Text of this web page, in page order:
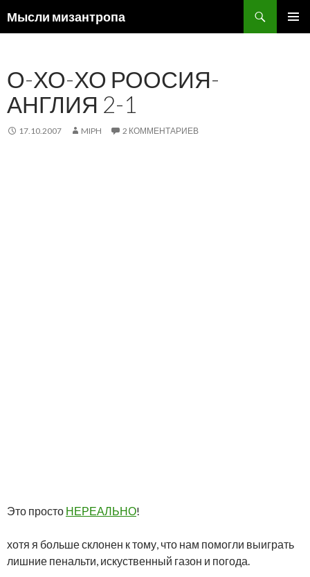
Мысли мизантропа
О-ХО-ХО РООСИЯ-
АНГЛИЯ 2-1
17.10.2007 MIPH 2 КОММЕНТАРИЕВ
Это просто НЕРЕАЛЬНО!
хотя я больше склонен к тому, что нам помогли выиграть
лишние пенальти, искуственный газон и погода.